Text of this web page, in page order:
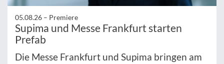
05.08.26 – Premiere
Supima und Messe Frankfurt starten
Prefab
Die Messe Frankfurt und Supima bringen am